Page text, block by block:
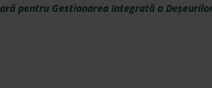
pentru Gestionarea Integrată a